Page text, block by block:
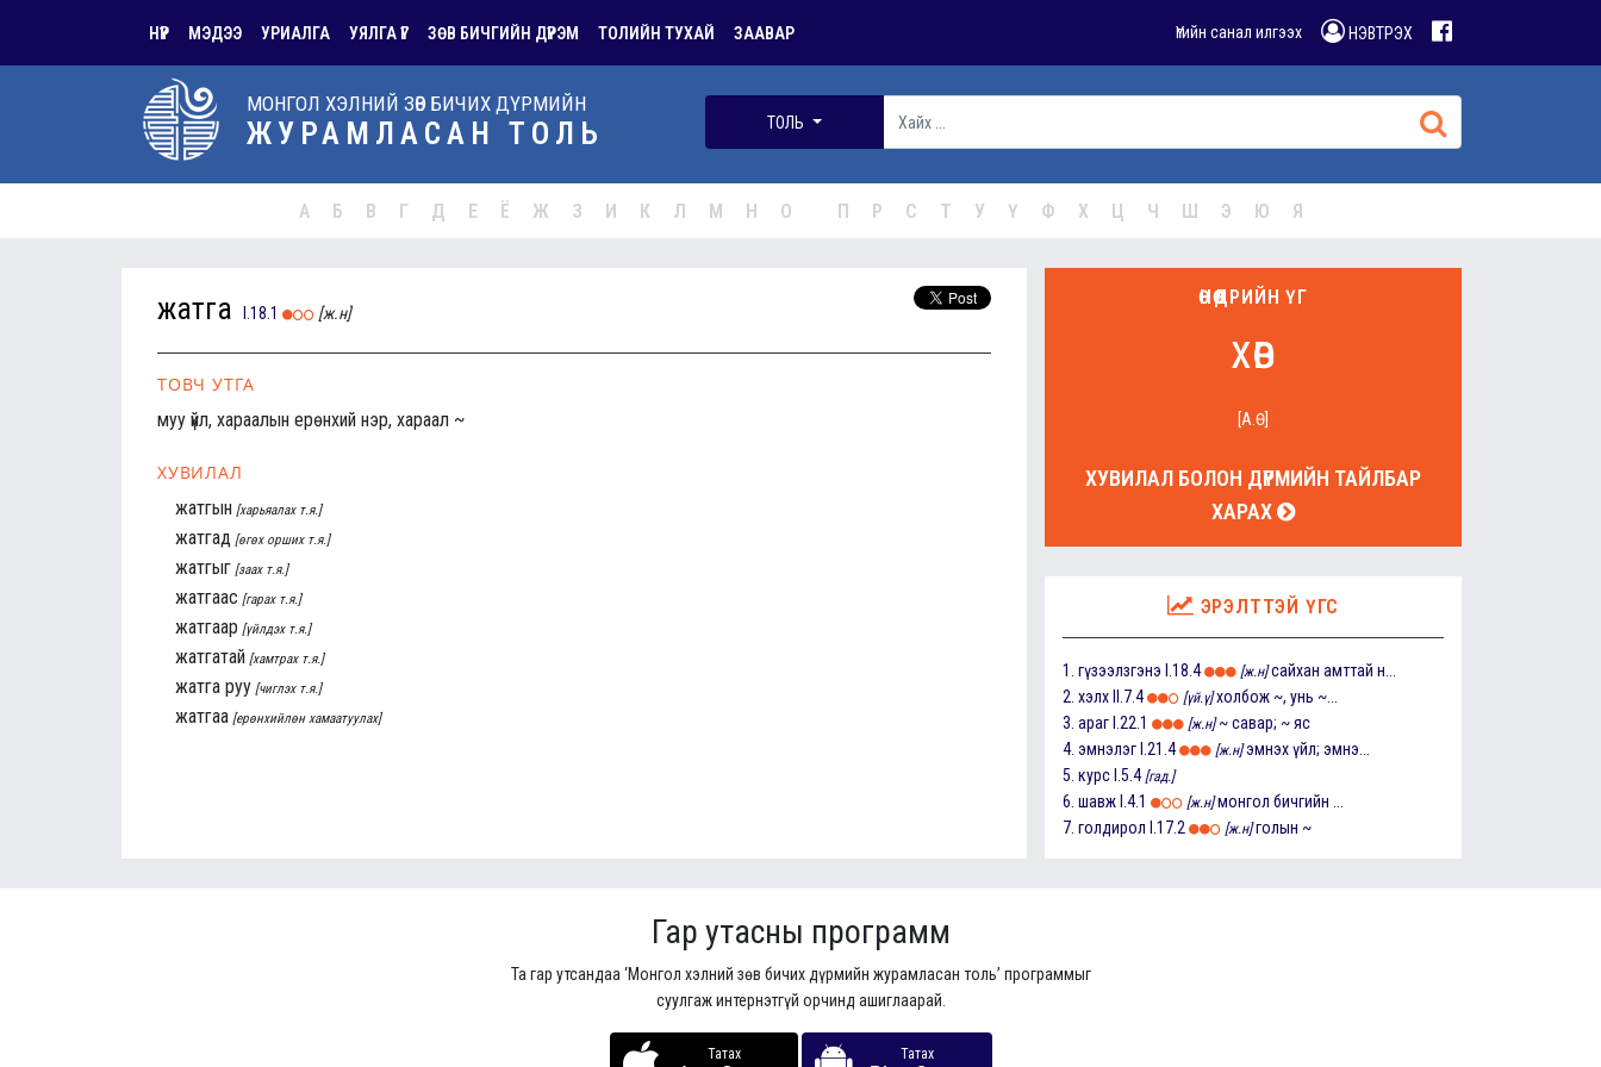
НҮҮР МЭДЭЭ УРИАЛГА УЯЛГА ҮГ ЗӨВ БИЧГИЙН ДҮРЭМ ТОЛИЙН ТУХАЙ ЗААВАР Үгийн санал илгээх НЭВТРЭХ
МОНГОЛ ХЭЛНИЙ ЗӨВ БИЧИХ ДҮРМИЙН
ЖУРАМЛАСАН ТОЛЬ ТОЛЬ
А Б В Г Д Е Ё Ж З И К Л М Н О П Р С Т У Ү Ф Х Ц Ч Ш Э Ю Я
жатга I.18.1 [ж.н]
ТОВЧ УТГА
муу үйл, хараалын ерөнхий нэр, хараал ~
ХУВИЛАЛ
жатгын [харьяалах т.я.]
жатгад [өгөх орших т.я.]
жатгыг [заах т.я.]
жатгаас [гарах т.я.]
жатгаар [үйлдэх т.я.]
жатгатай [хамтрах т.я.]
жатга руу [чиглэх т.я.]
жатгаа [ерөнхийлөн хамаатуулах]
ӨНӨӨДРИЙН ҮГ
хөв
[А.Ө]
ХУВИЛАЛ БОЛОН ДҮРМИЙН ТАЙЛБАР
ХАРАХ
ЭРЭЛТТЭЙ ҮГС
1. гүзээлзгэнэ I.18.4 [ж.н] сайхан амттай н...
2. хэлх II.7.4 [үй.ү] холбож ~, унь ~...
3. араг I.22.1 [ж.н] ~ савар; ~ яс
4. эмнэлэг I.21.4 [ж.н] эмнэх үйл; эмнэ...
5. курс I.5.4 [гад.]
6. шавж I.4.1 [ж.н] монгол бичгийн ...
7. голдирол I.17.2 [ж.н] голын ~
Гар утасны программ
Та гар утсандаа ‘Монгол хэлний зөв бичих дүрмийн журамласан толь’ программыг
суулгаж интернэтгүй орчинд ашиглаарай.
Татах Татах